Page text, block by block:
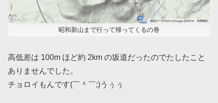
昭和新山まで行って帰ってくるの巻
高低差は 100m ほど約 2km の坂道だったのでたしたこと
ありませんでした。
チョロイもんです(￣＾￣;)うぅぅ